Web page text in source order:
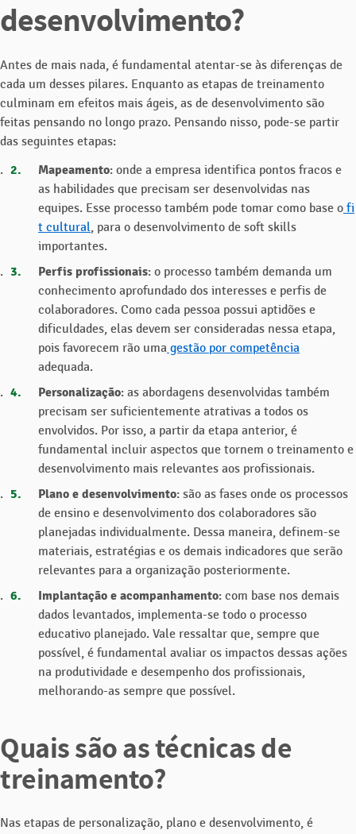
desenvolvimento?
Antes de mais nada, é fundamental atentar-se às diferenças de
cada um desses pilares. Enquanto as etapas de treinamento
culminam em efeitos mais ágeis, as de desenvolvimento são
feitas pensando no longo prazo. Pensando nisso, pode-se partir
das seguintes etapas:
Mapeamento: onde a empresa identifica pontos fracos e
as habilidades que precisam ser desenvolvidas nas
equipes. Esse processo também pode tomar como base o fi
t cultural
, para o desenvolvimento de soft skills
importantes.
Perfis profissionais: o processo também demanda um
conhecimento aprofundado dos interesses e perfis de
colaboradores. Como cada pessoa possui aptidões e
dificuldades, elas devem ser consideradas nessa etapa,
pois favorecem rão uma gestão por competência
adequada.
Personalização: as abordagens desenvolvidas também
precisam ser suficientemente atrativas a todos os
envolvidos. Por isso, a partir da etapa anterior, é
fundamental incluir aspectos que tornem o treinamento e
desenvolvimento mais relevantes aos profissionais.
Plano e desenvolvimento: são as fases onde os processos
de ensino e desenvolvimento dos colaboradores são
planejadas individualmente. Dessa maneira, definem-se
materiais, estratégias e os demais indicadores que serão
relevantes para a organização posteriormente.
Implantação e acompanhamento: com base nos demais
dados levantados, implementa-se todo o processo
educativo planejado. Vale ressaltar que, sempre que
possível, é fundamental avaliar os impactos dessas ações
na produtividade e desempenho dos profissionais,
melhorando-as sempre que possível.
Quais são as técnicas de
treinamento?
Nas etapas de personalização, plano e desenvolvimento, é